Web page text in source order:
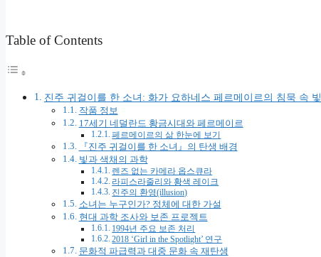
Table of Contents
진주 귀걸이를 한 소녀: 화가 요하네스 페르메이르의 침묵 속 빛
작품 정보
17세기 네덜란드 황금시대와 페르메이르
페르메이르의 삶 한눈에 보기
『진주 귀걸이를 한 소녀』의 탄생 배경
빛과 색채의 과학
렌즈 없는 카메라 옵스큐라
라피스라줄리와 황색 레이크
진주의 환영(illusion)
소녀는 누구인가? 정체에 대한 가설
현대 과학 조사와 보존 프로젝트
1994년 주요 보존 처리
2018 ‘Girl in the Spotlight’ 연구
문화적 파급력과 대중 문화 속 재탄생